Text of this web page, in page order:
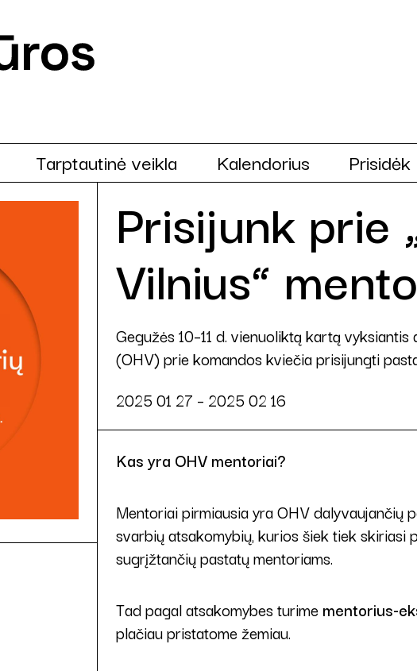
Tarptautinė veikla Kalendorius Prisidėk
Prisijunk prie
Vilnius“
Gegužės 10–11 d. vienuoliktą kartą
(OHV) prie komandos kviečia prisijungti
2025 01 27 – 2025 02 16
Kas yra OHV mentoriai?
Mentoriai pirmiausia yra OHV dalyvaujančių
svarbių atsakomybių, kurios šiek tiek
sugrįžtančių pastatų mentoriams.
Tad pagal atsakomybes turimementorius-
plačiau pristatome žemiau.